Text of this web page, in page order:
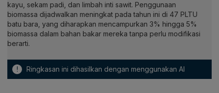
kayu, sekam padi, dan limbah inti sawit. Penggunaan
biomassa dijadwalkan meningkat pada tahun ini di 47 PLTU
batu bara, yang diharapkan mencampurkan 3% hingga 5%
biomassa dalam bahan bakar mereka tanpa perlu modifikasi
berarti.
! Ringkasan ini dihasilkan dengan menggunakan AI